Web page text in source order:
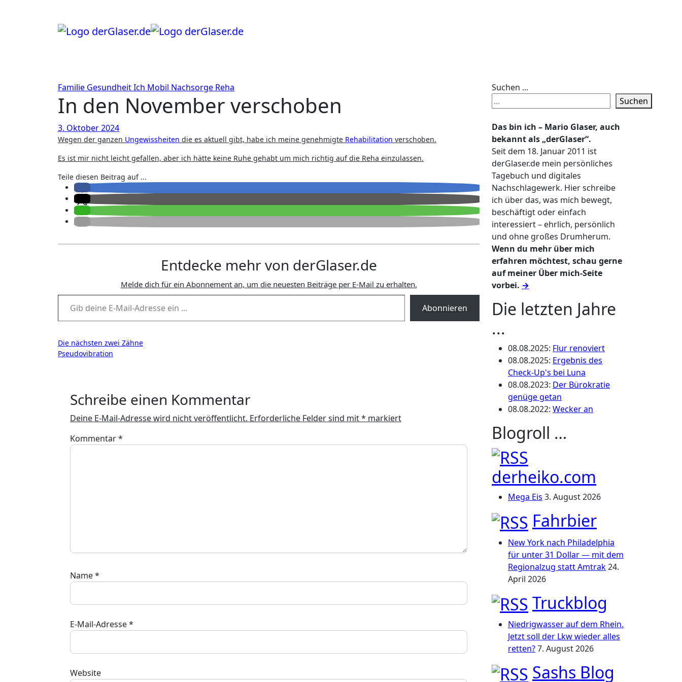
Familie GesundheitIch Mobil Nachsorge Reha
In den November verschoben
3. Oktober 2024
Wegen der ganzen Ungewissheiten die es aktuell gibt, habe ich meine genehmigte Rehabilitation verschoben.
Es ist mir nicht leicht gefallen, aber ich hätte keine Ruhe gehabt um mich richtig auf die Reha einzulassen.
Teile diesen Beitrag auf ...
Entdecke mehr von derGlaser.de
Melde dich für ein Abonnement an, um die neuesten Beiträge per E-Mail zu erhalten.
Gib deine E-Mail-Adresse ein ...
Abonnieren
Beitragsnavigation
Die nächsten zwei Zähne
Pseudovibration
Schreibe einen Kommentar
Deine E-Mail-Adresse wird nicht veröffentlicht. Erforderliche Felder sind mit* markiert
Kommentar*
Name*
E-Mail-Adresse*
Website
Suchen ...
Suchen
Das bin ich – Mario Glaser, auch
bekannt als „derGlaser“.
Seit dem 18. Januar 2011 ist
derGlaser.de mein persönliches
Tagebuch und digitales
Nachschlagewerk. Hier schreibe
ich über das, was mich bewegt,
beschäftigt oder einfach
interessiert – ehrlich, persönlich
und ohne großes Drumherum.
Wenn du mehr über mich
erfahren möchtest, schau gerne
auf meiner Über mich-Seite
vorbei. →
Die letzten Jahre
...
08.08.2025: Flur renoviert
08.08.2025: Ergebnis des
Check-Up's bei Luna
08.08.2023: Der Bürokratie
genüge getan
08.08.2022: Wecker an
Blogroll …
derheiko.com
Mega Eis 3. August 2026
Fahrbier
New York nach Philadelphia
für unter 31 Dollar — mit dem
Regionalzug statt Amtrak24.
April 2026
Truckblog
Niedrigwasser auf dem Rhein.
Jetzt soll der Lkw wieder alles
retten?7. August 2026
Sashs Blog